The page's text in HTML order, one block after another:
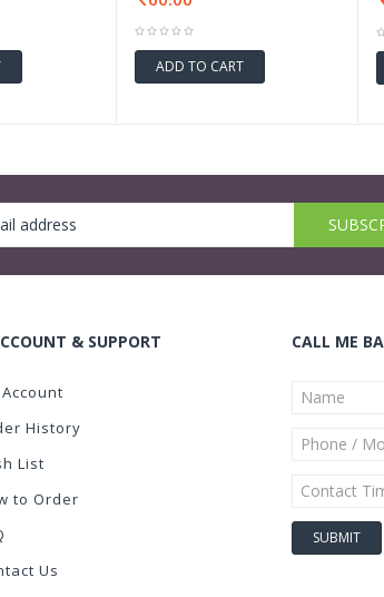
ADD TO CART
& SUPPORT
History
List
to Order
Us
CALL ME